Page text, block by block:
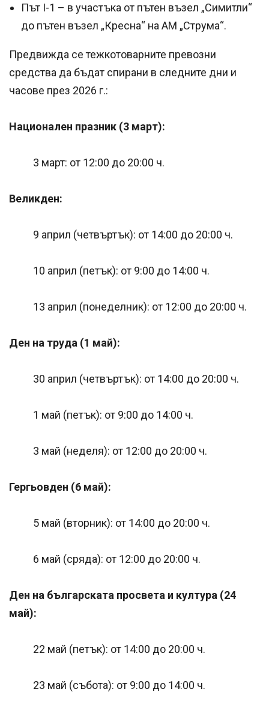
Път I-1 – в участъка от пътен възел „Симитли“
до пътен възел „Кресна“ на АМ „Струма“.
Предвижда се тежкотоварните превозни
средства да бъдат спирани в следните дни и
часове през 2026 г.:
Национален празник (3 март):
3 март: от 12:00 до 20:00 ч.
Великден:
9 април (четвъртък): от 14:00 до 20:00 ч.
10 април (петък): от 9:00 до 14:00 ч.
13 април (понеделник): от 12:00 до 20:00 ч.
Ден на труда (1 май):
30 април (четвъртък): от 14:00 до 20:00 ч.
1 май (петък): от 9:00 до 14:00 ч.
3 май (неделя): от 12:00 до 20:00 ч.
Гергьовден (6 май):
5 май (вторник): от 14:00 до 20:00 ч.
6 май (сряда): от 12:00 до 20:00 ч.
Ден на българската просвета и култура (24
май):
22 май (петък): от 14:00 до 20:00 ч.
23 май (събота): от 9:00 до 14:00 ч.